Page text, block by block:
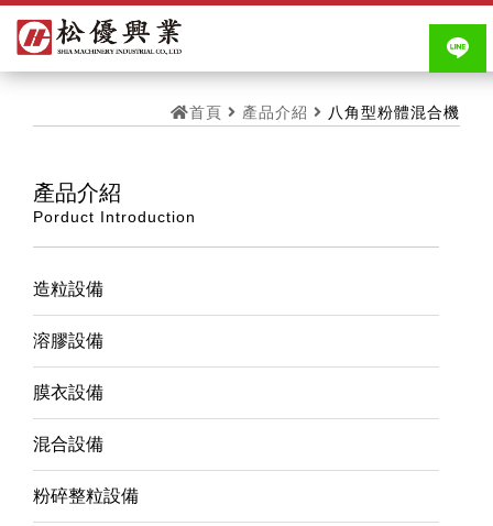
首頁 產品介紹 八角型粉體混合機
產品介紹
Porduct Introduction
造粒設備
溶膠設備
膜衣設備
混合設備
粉碎整粒設備